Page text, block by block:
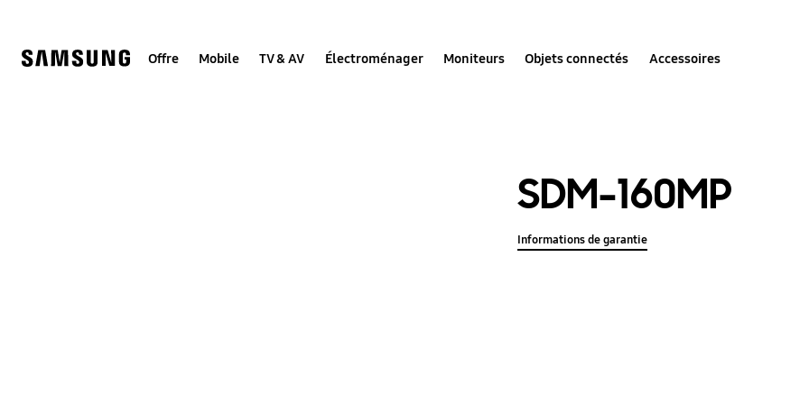
Offre Mobile TV & AV Électroménager Moniteurs Objets connectés Accessoires
SDM-160MP
Informations de garantie